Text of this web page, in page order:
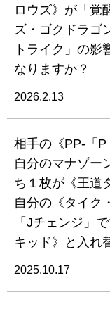
ロウズ》が「覚
ズ・ゴクドラゴ
トライク」の影
なりますか？
2026.2.13
相手の《PP-「P
自分のマナゾー
ち１枚が《王道
自分の《タイク
「Jチェンジ」
キッド》と入れ
2025.10.17